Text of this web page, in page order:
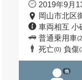
2019年9月
岡山市北区
車両相互 小
普通乗用車
死亡(0) 負傷
他